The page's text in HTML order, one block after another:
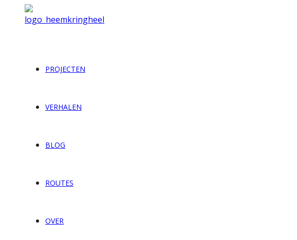
PROJECTEN
VERHALEN
BLOG
ROUTES
OVER